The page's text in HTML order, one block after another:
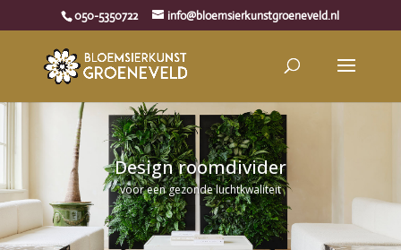
050-5350722 info@bloemsierkunstgroeneveld.nl
Design roomdivider
voor een gezonde luchtkwaliteit